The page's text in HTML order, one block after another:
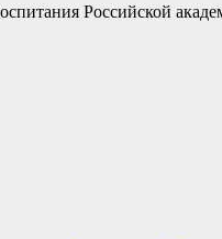
Российской